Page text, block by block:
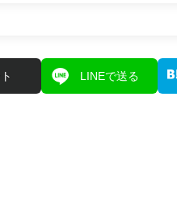
LINEで送る